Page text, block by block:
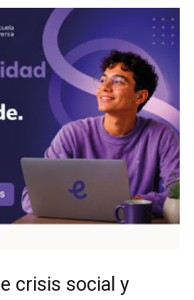
crisis social y